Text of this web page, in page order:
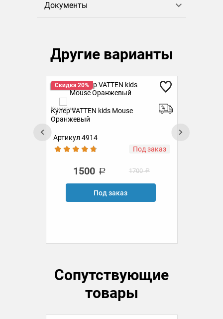
Документы
Другие варианты
Скидка 20%
Комнатная
Кулер VATTEN kids Mouse
Оранжевый
Артикул 4914
Под заказ
1500 1700
Под заказ
Сопутствующие
товары